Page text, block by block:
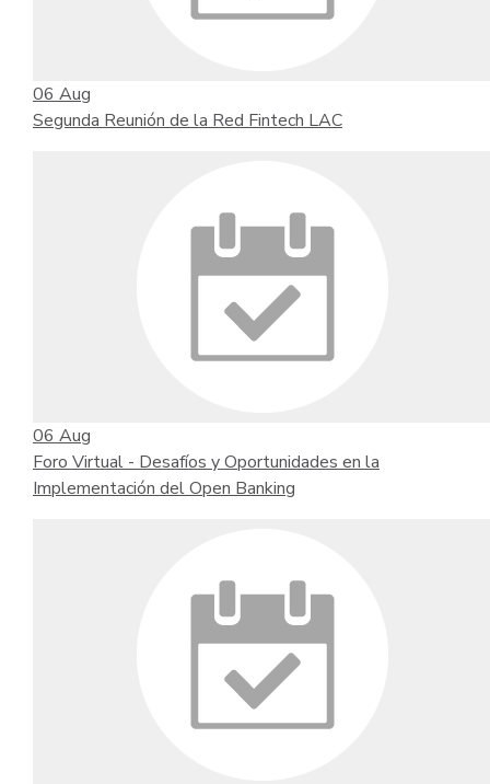
06 Aug
Segunda Reunión de la Red Fintech LAC
06 Aug
Foro Virtual - Desafíos y Oportunidades en la
Implementación del Open Banking